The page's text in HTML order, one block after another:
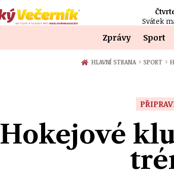
Svátek
Zprávy Sport
HLAVNÍ STRANA › SPORT ›
Hokejové